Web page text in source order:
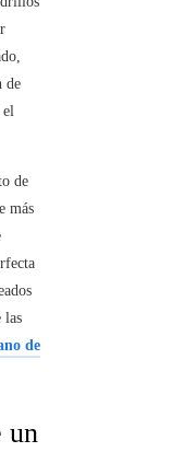
de
el
de
más
las
de
un